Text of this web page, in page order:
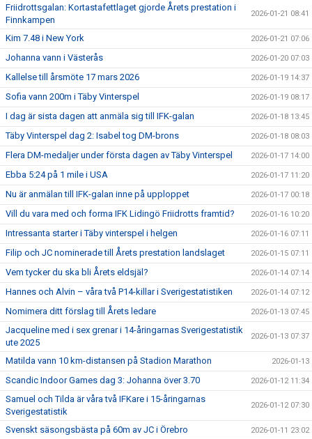
Friidrottsgalan: Kortastafettlaget gjorde Årets prestation i
Finnkampen
2026-01-21 08:41
Kim 7.48 i New York 2026-01-21 07:06
Johanna vann i Västerås 2026-01-20 07:03
Kallelse till årsmöte 17 mars 2026 2026-01-19 14:37
Sofia vann 200m i Täby Vinterspel 2026-01-19 08:17
I dag är sista dagen att anmäla sig till IFK-galan 2026-01-18 13:45
Täby Vinterspel dag 2: Isabel tog DM-brons 2026-01-18 08:03
Flera DM-medaljer under första dagen av Täby Vinterspel 2026-01-17 14:00
Ebba 5:24 på 1 mile i USA 2026-01-17 11:20
Nu är anmälan till IFK-galan inne på upploppet 2026-01-17 00:18
Vill du vara med och forma IFK Lidingö Friidrotts framtid? 2026-01-16 10:20
Intressanta starter i Täby vinterspel i helgen 2026-01-16 07:11
Filip och JC nominerade till Årets prestation landslaget 2026-01-15 07:11
Vem tycker du ska bli Årets eldsjäl? 2026-01-14 07:14
Hannes och Alvin – våra två P14-killar i Sverigestatistiken 2026-01-14 07:12
Nomimera ditt förslag till Årets ledare 2026-01-13 07:45
Jacqueline med i sex grenar i 14-åringarnas Sverigestatistik
ute 2025
2026-01-13 07:37
Matilda vann 10 km-distansen på Stadion Marathon 2026-01-13
Scandic Indoor Games dag 3: Johanna över 3.70 2026-01-12 11:34
Samuel och Tilda är våra två IFKare i 15-åringarnas
Sverigestatistik
2026-01-12 07:30
Svenskt säsongsbästa på 60m av JC i Örebro 2026-01-11 23:02